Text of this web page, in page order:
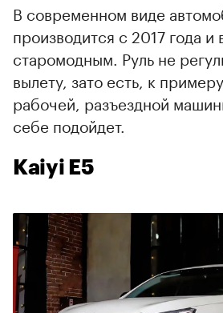
В современном виде
производится с 2017 года и
старомодным. Руль не
вылету, зато есть, к
рабочей, разъездной
себе подойдет.
Kaiyi E5